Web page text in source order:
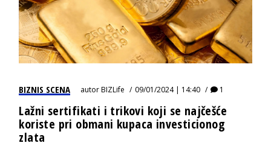
BIZNIS SCENA autorBIZLife 09/01/2024 | 14:40 1
Lažni sertifikati i trikovi koji se najčešće
koriste pri obmani kupaca investicionog
zlata